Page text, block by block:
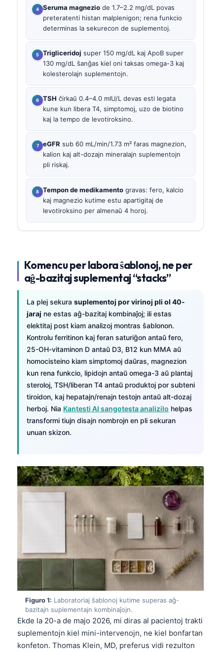
Seruma magnezio de 1.7–2.2 mg/dL povas
preteratenti histan malplenigon; rena funkcio
determinas la sekurecon de suplementoj.
Trigliceridoj super 150 mg/dL kaj ApoB super
130 mg/dL ŝanĝas kiel oni taksas omega-3 kaj
kolesterolajn suplementojn.
TSH ĉirkaŭ 0.4–4.0 mIU/L devas esti legata
kune kun libera T4, simptomoj, uzo de biotino
kaj la tempo de levotiroksino.
eGFR sub 60 mL/min/1.73 m² faras magnezion,
kalion kaj alt-dozajn mineralajn suplementojn
pli riskaj.
Tempon de medikamento gravas: fero, kalcio
kaj magnezio kutime estu apartigitaj de
levotiroksino per almenaŭ 4 horoj.
Komencu per labora ŝablonoj, ne per
aĝ-bazitaj suplementaj “stacks”
La plej sekura suplementoj por virinoj pli ol 40-
jaraj ne estas aĝ-bazitaj kombinaĵoj; ili estas
elektitaj post kiam analizoj montras ŝablonon.
Kontrolu ferritinon kaj feran saturiĝon antaŭ fero,
25-OH-vitaminon D antaŭ D3, B12 kun MMA aŭ
homocisteino kiam simptomoj daŭras, magnezion
kun rena funkcio, lipidojn antaŭ omega-3 aŭ plantaj
steroloj, TSH/liberan T4 antaŭ produktoj por subteni
tiroidon, kaj hepatajn/renajn testojn antaŭ alt-dozaj
herboj. Nia Kantesti AI sangotesta analizilo helpas
transformi tiujn disajn nombrojn en pli sekuran
unuan skizon.
Figuro 1: Laboratoriaj ŝablonoj kutime superas aĝ-
bazitajn suplementajn kombinaĵojn.
Ekde la 20-a de majo 2026, mi diras al pacientoj trakti
suplementojn kiel mini-intervenojn, ne kiel bonfartan
konfeton. Thomas Klein, MD, preferus vidi rezulton